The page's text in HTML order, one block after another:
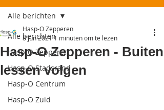
Alle berichten
Hasp-O Zepperen
Hasp-O Stadsrand
Hasp-O Centrum
Hasp-O Zuid
Alle berichten
Hasp-O Zepperen - Buiten
lessen volgen
Hasp-O Zepperen
8 jun 20211 minuten om te lezen